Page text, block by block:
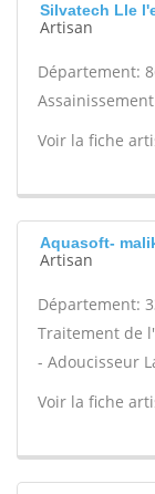
Silvatech Lle
Artisan
Département:
Voir la fiche
Aquasoft-
Artisan
Département:
Traitement de
- Adoucisseur
Voir la fiche